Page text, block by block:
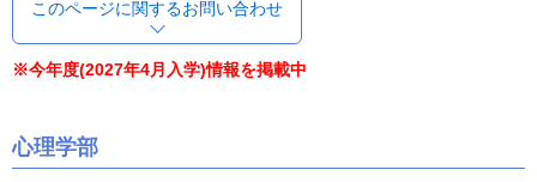
このページに関するお問い合わせ
※今年度(2027年4月入学)情報を掲載中
心理学部